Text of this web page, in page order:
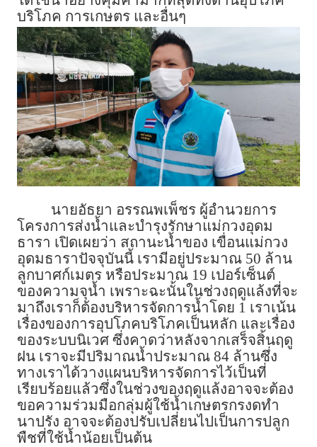
บริโภค การเกษตร และอื่นๆ
นายอัธยา อรรณพเพ็ชร ผู้อำนวยการ
โครงการส่งน้ำและบำรุงรักษาแม่กวงอุดม
ธารา เปิดเผยว่า สถานะน้ำของ เขื่อนแม่กวง
อุดมธาราปัจจุบันนี้ เรามีอยู่ประมาณ 50 ล้าน
ลูกบาศก์เมตร หรือประมาณ 19 เปอร์เซ็นต์
ของความจุน้ำ เพราะฉะนั้นในช่วงฤดูแล้งที่จะ
มาถึงเราก็ต้องบริหารจัดการน้ำโดย 1 เราเน้น
เรื่องของการอุปโภคบริโภคเป็นหลัก และเรื่อง
ของระบบนิเวศ ซึ่งคาดว่าหลังจากเสร็จสิ้นฤดู
ฝน เราจะมีปริมาณน้ำประมาณ 84 ล้านซึ่ง
ทางเราได้วางแผนบริหารจัดการไว้เป็นที่
เรียบร้อยแล้วซึ่งในช่วงของฤดูแล้งอาจจะต้อง
ขอความร่วมมือกลุ่มผู้ใช้น้ำเกษตรกรงดทำ
นาปรัง อาจจะต้องปรับเปลี่ยนไปเป็นการปลูก
พืชที่ใช้น้ำน้อยเป็นต้น